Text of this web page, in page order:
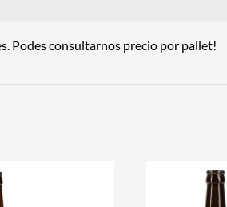
Podes consultarnos precio por pallet!